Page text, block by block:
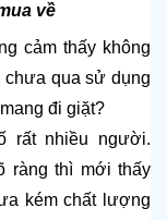
về
cảm thấy không
chưa qua sử dụng
đi giặt?
rất nhiều người.
ràng thì mới thấy
kém chất lượng